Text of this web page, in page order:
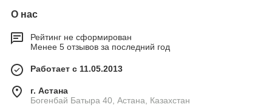
О нас
Рейтинг не сформирован
Менее 5 отзывов за последний год
Работает с 11.05.2013
г. Астана
Богенбай Батыра 40, Астана, Казахстан